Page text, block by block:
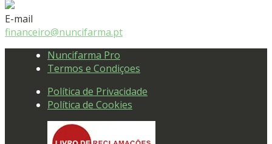
E-mail
financeiro@nuncifarma.pt
Nuncifarma Pro
Termos e Condiçoes
Política de Privacidade
Política de Cookies